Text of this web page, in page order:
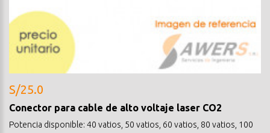
S/25.0
Conector para cable de alto voltaje laser CO2
Potencia disponible: 40 vatios, 50 vatios, 60 vatios, 80 vatios, 100